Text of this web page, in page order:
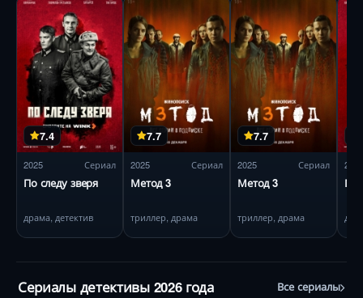
7.4
2025 Сериал
По следу зверя
драма, детектив
7.7
2025 Сериал
Метод 3
триллер, драма
7.7
2025 Сериал
Метод 3
триллер, драма
2025
По
Сериалы детективы 2026 года Все сериалы